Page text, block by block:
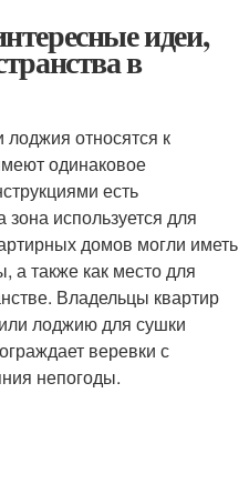
идеи,
в
лоджия относятся к
одинаковое
есть
используется для
домов могли иметь
а также как место для
Владельцы квартир
лоджию для сушки
веревки с
непогоды.